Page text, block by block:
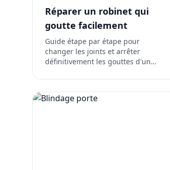
Réparer un robinet qui
goutte facilement
Guide étape par étape pour
changer les joints et arrêter
définitivement les gouttes d'un